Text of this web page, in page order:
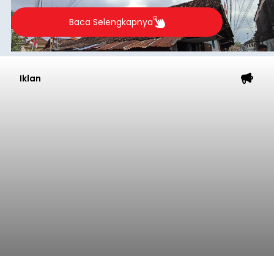
merosot ke kategori miskin.
Baca Selengkapnya
Iklan